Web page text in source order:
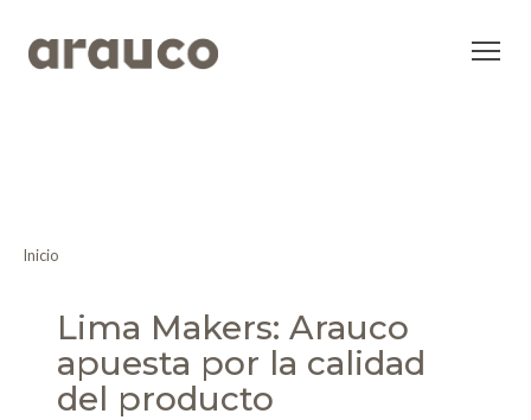
Inicio
Lima Makers: Arauco
apuesta por la calidad
del producto